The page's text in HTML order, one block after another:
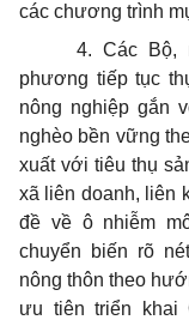
các chương trình
4. Các Bộ,
phương tiếp tục
nông nghiệp gắn
nghèo bền vững
xuất với tiêu thụ
xã liên doanh, liên
đề về ô nhiễm
chuyển biến rõ
nông thôn theo
ưu tiên triển khai